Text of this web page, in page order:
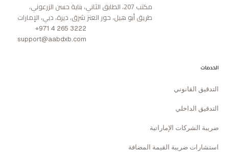
مكتب 207، الطابق الثاني، بناية حسن الزرعوني،
طريق أبو هيل، حور العنز شرق، ديرة، دبي، الإمارات
+971 4 265 3222
support@aabdxb.com
الخدمات
التدقيق القانوني
التدقيق الداخلي
ضريبة الشركات الإماراتية
استشارات ضريبة القيمة المضافة